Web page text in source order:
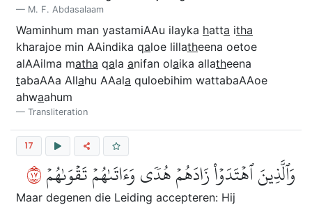
M. F. Abdasalaam
Waminhum man yastamiAAu ilayka hatta itha
kharajoe min AAindika qaloe lillatheena oetoe
alAAilma matha qala anifan olaika allatheena
tabaAAa Allahu AAala quloebihim wattabaAAoe
ahwaahum
Transliteration
17
وَٱلَّذِينَ ٱهۡتَدَوۡاْ زَادَهُمۡ هُدٗى وَءَاتَىٰهُمۡ تَقۡوَىٰهُمۡ٧١
Maar degenen die Leiding accepteren: Hij